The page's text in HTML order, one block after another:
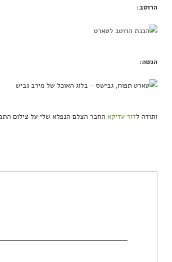
הרוטב:
הגשה:
ותודה לדוד עדיקא החבר הצלם הנפלא שלי על צילום